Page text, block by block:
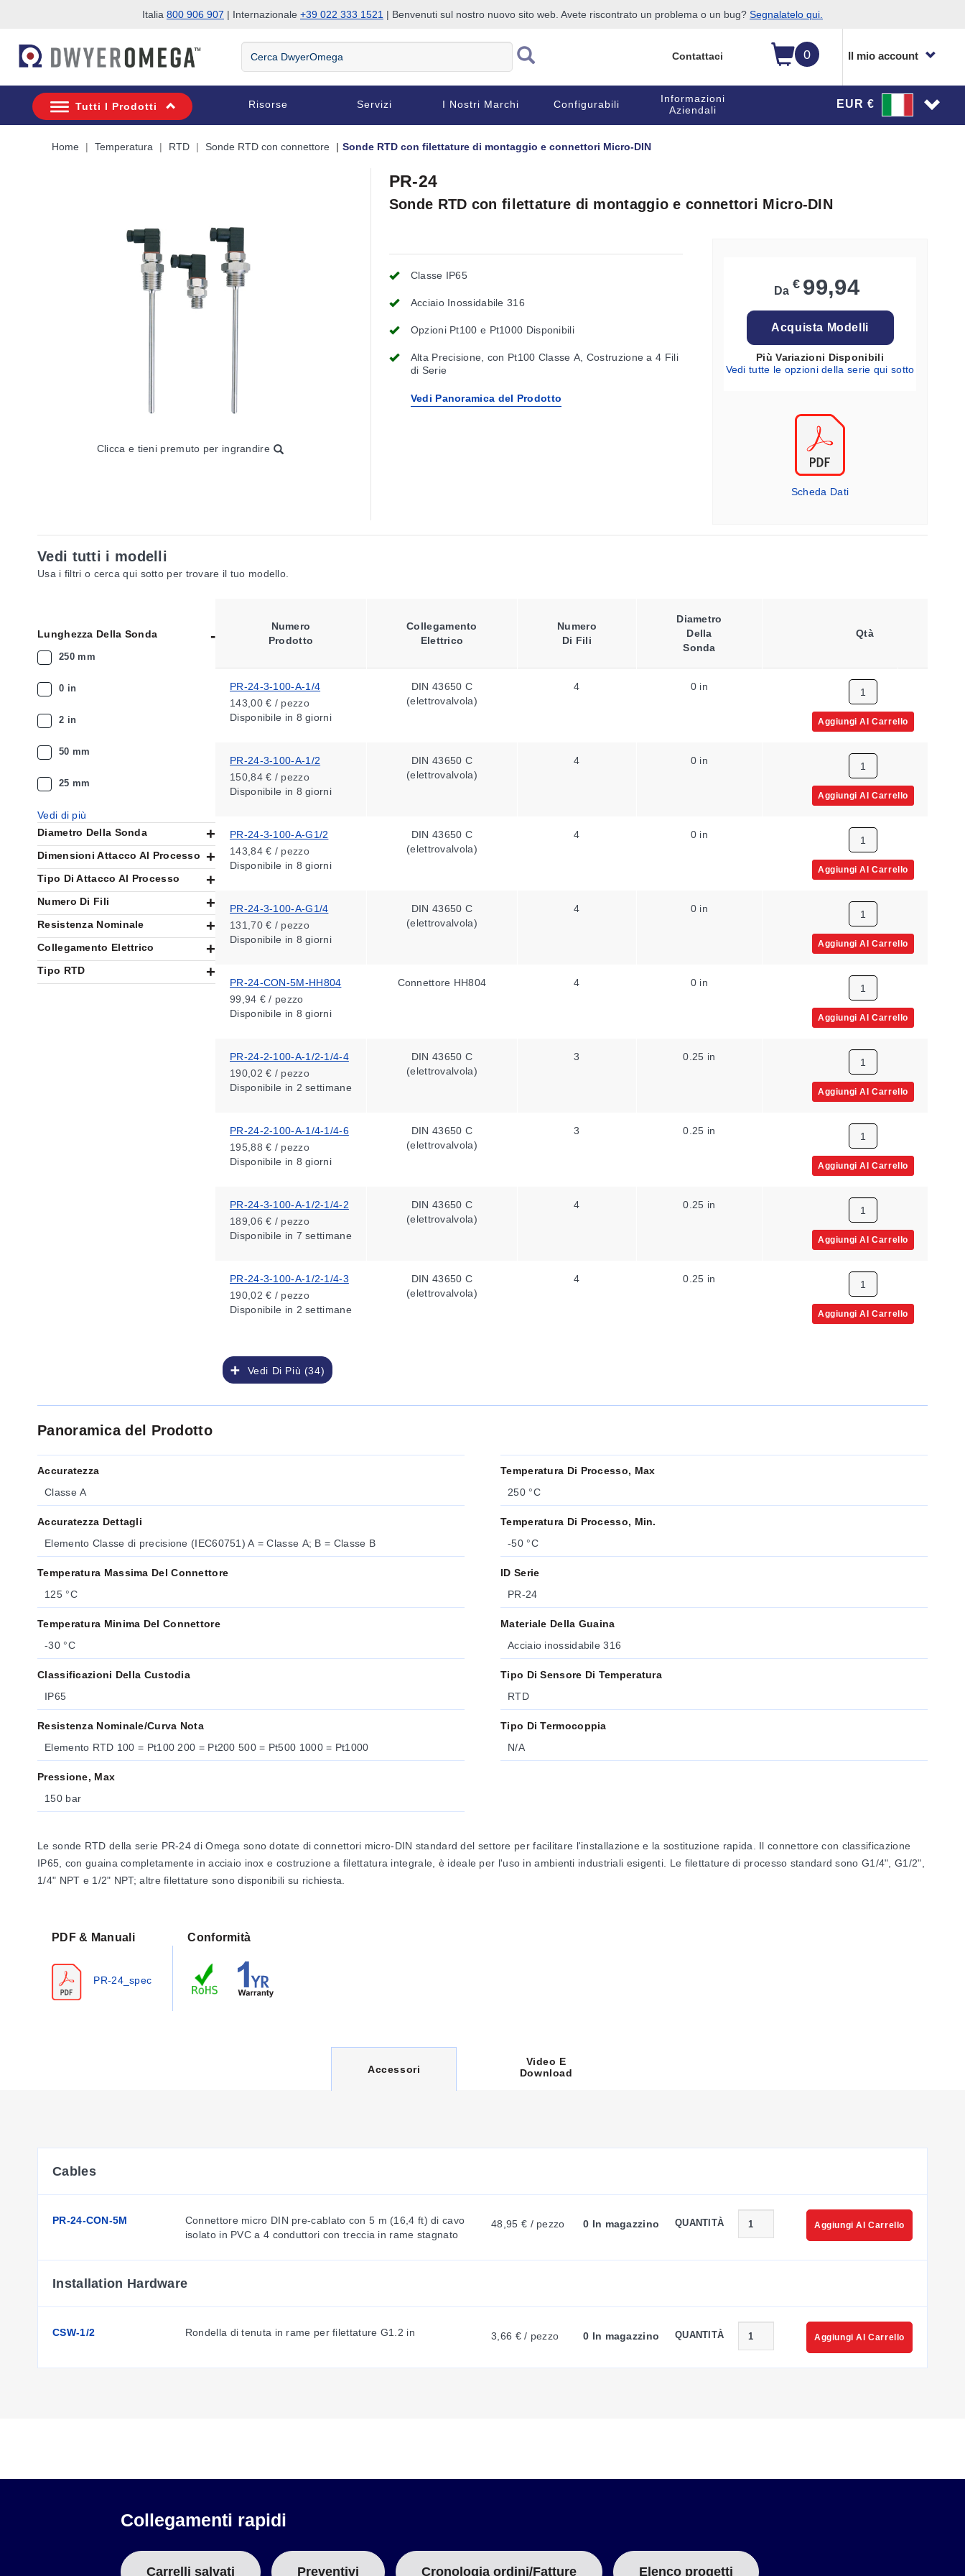
Italia 800 906 907 | Internazionale +39 022 333 1521 | Benvenuti sul nostro nuovo sito web. Avete riscontrato un problema o un bug? Segnalatelo qui.
0 Il mio account
Cerca
DwyerOmega
Contattaci
Tutti I Prodotti Risorse Servizi I Nostri Marchi Configurabili
Informazioni
Aziendali
EUR €
Home Temperatura RTD Sonde RTD con connettore Sonde RTD con filettature di montaggio e connettori Micro-DIN
Clicca e tieni premuto per ingrandire
PR-24
Sonde RTD con filettature di montaggio e connettori Micro-DIN
Classe IP65
Acciaio Inossidabile 316
Opzioni Pt100 e Pt1000 Disponibili
Alta Precisione, con Pt100 Classe A, Costruzione a 4 Fili
di Serie
Vedi Panoramica del Prodotto
Da € 99,94
Acquista Modelli
Più Variazioni Disponibili
Vedi tutte le opzioni della serie qui sotto
Scheda Dati
Vedi tutti i modelli
Usa i filtri o cerca qui sotto per trovare il tuo modello.
Lunghezza Della Sonda
250 mm
0 in
2 in
50 mm
25 mm
Vedi di più
Diametro Della Sonda
Dimensioni Attacco Al Processo
Tipo Di Attacco Al Processo
Numero Di Fili
Resistenza Nominale
Collegamento Elettrico
Tipo RTD
Vedi Di Più (34)
Numero
Prodotto
Collegamento
Elettrico
Numero
Di Fili
Diametro
Della
Sonda
Qtà
PR-24-3-100-A-1/4
143,00 € / pezzo
Disponibile in 8 giorni
DIN 43650 C
(elettrovalvola)
4 0 in
Aggiungi Al Carrello
PR-24-3-100-A-1/2
150,84 € / pezzo
Disponibile in 8 giorni
DIN 43650 C
(elettrovalvola)
4 0 in
Aggiungi Al Carrello
PR-24-3-100-A-G1/2
143,84 € / pezzo
Disponibile in 8 giorni
DIN 43650 C
(elettrovalvola)
4 0 in
Aggiungi Al Carrello
PR-24-3-100-A-G1/4
131,70 € / pezzo
Disponibile in 8 giorni
DIN 43650 C
(elettrovalvola)
4 0 in
Aggiungi Al Carrello
PR-24-CON-5M-HH804
99,94 € / pezzo
Disponibile in 8 giorni
Connettore HH804 4 0 in
Aggiungi Al Carrello
PR-24-2-100-A-1/2-1/4-4
190,02 € / pezzo
Disponibile in 2 settimane
DIN 43650 C
(elettrovalvola)
3 0.25 in
Aggiungi Al Carrello
PR-24-2-100-A-1/4-1/4-6
195,88 € / pezzo
Disponibile in 8 giorni
DIN 43650 C
(elettrovalvola)
3 0.25 in
Aggiungi Al Carrello
PR-24-3-100-A-1/2-1/4-2
189,06 € / pezzo
Disponibile in 7 settimane
DIN 43650 C
(elettrovalvola)
4 0.25 in
Aggiungi Al Carrello
PR-24-3-100-A-1/2-1/4-3
190,02 € / pezzo
Disponibile in 2 settimane
DIN 43650 C
(elettrovalvola)
4 0.25 in
Aggiungi Al Carrello
Panoramica del Prodotto
Accuratezza
Classe A
Accuratezza Dettagli
Elemento Classe di precisione (IEC60751) A = Classe A; B = Classe B
Temperatura Massima Del Connettore
125 °C
Temperatura Minima Del Connettore
-30 °C
Classificazioni Della Custodia
IP65
Resistenza Nominale/curva Nota
Elemento RTD 100 = Pt100 200 = Pt200 500 = Pt500 1000 = Pt1000
Pressione, Max
150 bar
Temperatura Di Processo, Max
250 °C
Temperatura Di Processo, Min.
-50 °C
ID Serie
PR-24
Materiale Della Guaina
Acciaio inossidabile 316
Tipo Di Sensore Di Temperatura
RTD
Tipo Di Termocoppia
N/A
Le sonde RTD della serie PR-24 di Omega sono dotate di connettori micro-DIN standard del settore per facilitare l'installazione e la sostituzione rapida. Il connettore con classificazione
IP65, con guaina completamente in acciaio inox e costruzione a filettatura integrale, è ideale per l'uso in ambienti industriali esigenti. Le filettature di processo standard sono G1/4", G1/2",
1/4" NPT e 1/2" NPT; altre filettature sono disponibili su richiesta.
PDF & Manuali
PR-24_spec
Conformità
C
R
E
T
Accessori
Video E
Download
Cables
PR-24-CON-5M
Connettore micro DIN pre-cablato con 5 m (16,4 ft) di cavo
isolato in PVC a 4 conduttori con treccia in rame stagnato
48,95 € / pezzo 0 In magazzino QUANTITÀ Aggiungi Al Carrello
Installation Hardware
CSW-1/2 Rondella di tenuta in rame per filettature G1.2 in 3,66 € / pezzo 0 In magazzino QUANTITÀ Aggiungi Al Carrello
Collegamenti rapidi
Carrelli salvati Preventivi Cronologia ordini/Fatture Elenco progetti